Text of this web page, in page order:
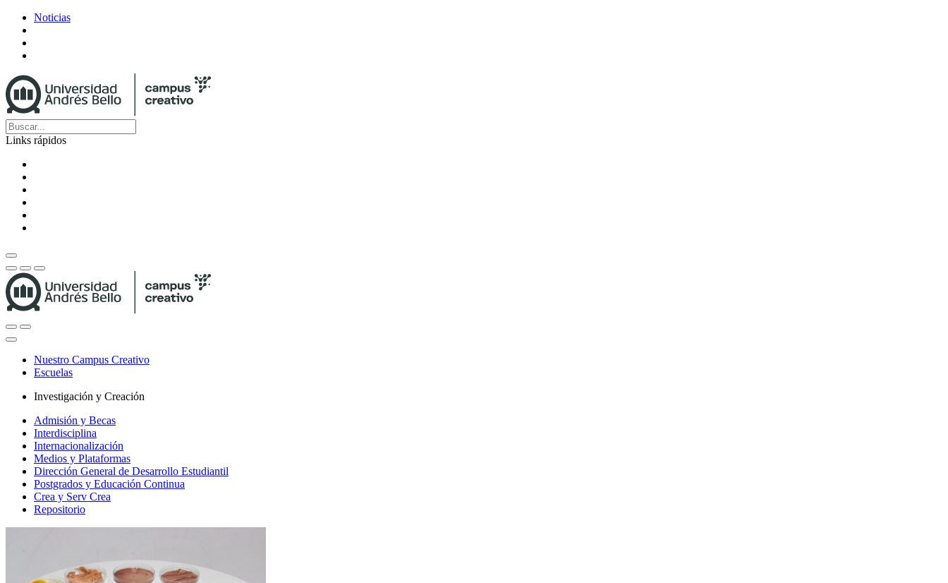
Noticias
Links rápidos
Nuestro Campus Creativo
Escuelas
Investigación y Creación
Admisión y Becas
Interdisciplina
Internacionalización
Medios y Plataformas
Dirección General de Desarrollo Estudiantil
Postgrados y Educación Continua
Crea y Serv Crea
Repositorio